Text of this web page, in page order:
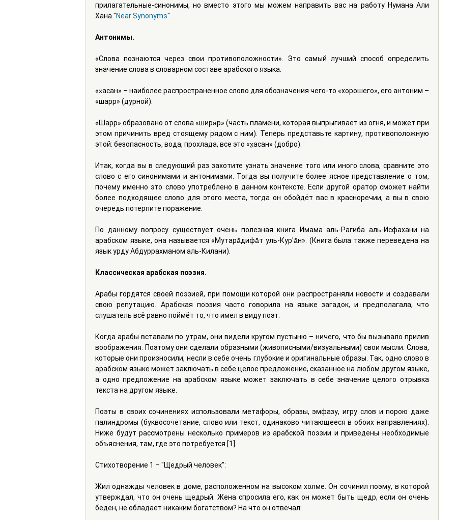
прилагательные-синонимы, но вместо этого мы можем направить вас на работу Нумана Али
Хана "Near Synonyms".
Антонимы.
«Слова познаются через свои противоположности». Это самый лучший способ определить
значение слова в словарном составе арабского языка.
«х̣асан» – наиболее распространенное слово для обозначения чего-то «хорошего», его антоним –
«шарр» (дурной).
«Шарр» образовано от слова «шира̄р» (часть пламени, которая выпрыгивает из огня, и может при
этом причинить вред стоящему рядом с ним). Теперь представьте картину, противоположную
этой: безопасность, вода, прохлада, все это «х̣асан» (добро).
Итак, когда вы в следующий раз захотите узнать значение того или иного слова, сравните это
слово с его синонимами и антонимами. Тогда вы получите более ясное представление о том,
почему именно это слово употреблено в данном контексте. Если другой оратор сможет найти
более подходящее слово для этого места, тогда он обойдёт вас в красноречии, а вы в свою
очередь потерпите поражение.
По данному вопросу существует очень полезная книга Имама аль-Рагиба аль-Исфахани на
арабском языке, она называется «Мутара̄дифа̄т уль-Кур'а̄н». (Книга была также переведена на
язык урду Абдуррахманом аль-Килани).
Классическая арабская поэзия.
Арабы гордятся своей поэзией, при помощи которой они распространяли новости и создавали
свою репутацию. Арабская поэзия часто говорила на языке загадок, и предполагала, что
слушатель всё равно поймёт то, что имел в виду поэт.
Когда арабы вставали по утрам, они видели кругом пустыню – ничего, что бы вызывало прилив
воображения. Поэтому они сделали образными (живописными/визуальными) свои мысли. Слова,
которые они произносили, несли в себе очень глубокие и оригинальные образы. Так, одно слово в
арабском языке может заключать в себе целое предложение, сказанное на любом другом языке,
а одно предложение на арабском языке может заключать в себе значение целого отрывка
текста на другом языке.
Поэты в своих сочинениях использовали метафоры, образы, эмфазу, игру слов и порою даже
палиндромы (буквосочетание, слово или текст, одинаково читающееся в обоих направлениях).
Ниже будут рассмотрены несколько примеров из арабской поэзии и приведены необходимые
объяснения, там, где это потребуется [1].
Стихотворение 1 – "Щедрый человек":
Жил однажды человек в доме, расположенном на высоком холме. Он сочинил поэму, в которой
утверждал, что он очень щедрый. Жена спросила его, как он может быть щедр, если он очень
беден, не обладает никаким богатством? На что он отвечал: